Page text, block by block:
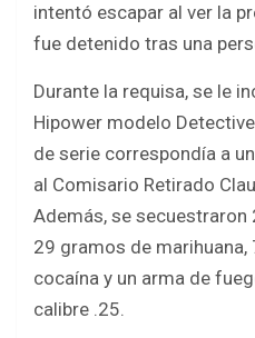
intentó escapar al ver la
fue detenido tras una
Durante la requisa, se le
Hipower modelo
de serie correspondía a
al Comisario Retirado
Además, se
29 gramos de
cocaína y un arma de
calibre .25.